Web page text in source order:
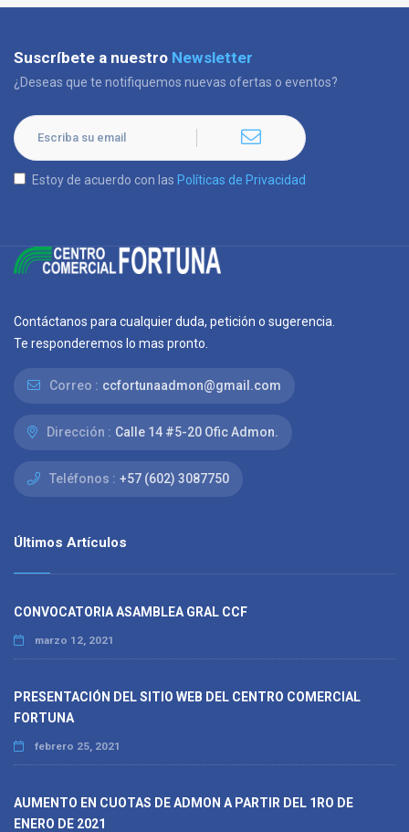
Suscríbete a nuestro Newsletter
¿Deseas que te notifiquemos nuevas ofertas o eventos?
Estoy de acuerdo con las Políticas de Privacidad
Contáctanos para cualquier duda, petición o sugerencia.
Te responderemos lo mas pronto.
Correo : ccfortunaadmon@gmail.com
Dirección : Calle 14 #5-20 Ofic Admon.
Teléfonos : +57 (602) 3087750
Últimos Artículos
CONVOCATORIA ASAMBLEA GRAL CCF
marzo 12, 2021
PRESENTACIÓN DEL SITIO WEB DEL CENTRO COMERCIAL
FORTUNA
febrero 25, 2021
AUMENTO EN CUOTAS DE ADMON A PARTIR DEL 1RO DE
ENERO DE 2021